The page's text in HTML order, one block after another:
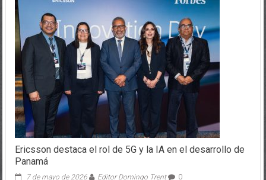
Ericsson destaca el rol de 5G y la IA en el desarrollo de
Panamá
7 de mayo de 2026